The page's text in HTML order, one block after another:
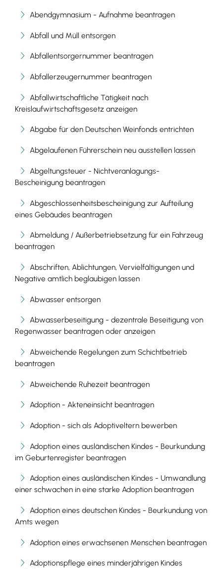
Abendgymnasium - Aufnahme beantragen
Abfall und Müll entsorgen
Abfallentsorgernummer beantragen
Abfallerzeugernummer beantragen
Abfallwirtschaftliche Tätigkeit nach
Kreislaufwirtschaftsgesetz anzeigen
Abgabe für den Deutschen Weinfonds entrichten
Abgelaufenen Führerschein neu ausstellen lassen
Abgeltungsteuer - Nichtveranlagungs-
Bescheinigung beantragen
Abgeschlossenheitsbescheinigung zur Aufteilung
eines Gebäudes beantragen
Abmeldung / Außerbetriebsetzung für ein Fahrzeug
beantragen
Abschriften, Ablichtungen, Vervielfältigungen und
Negative amtlich beglaubigen lassen
Abwasser entsorgen
Abwasserbeseitigung - dezentrale Beseitigung von
Regenwasser beantragen oder anzeigen
Abweichende Regelungen zum Schichtbetrieb
beantragen
Abweichende Ruhezeit beantragen
Adoption - Akteneinsicht beantragen
Adoption - sich als Adoptiveltern bewerben
Adoption eines ausländischen Kindes - Beurkundung
im Geburtenregister beantragen
Adoption eines ausländischen Kindes - Umwandlung
einer schwachen in eine starke Adoption beantragen
Adoption eines deutschen Kindes - Beurkundung von
Amts wegen
Adoption eines erwachsenen Menschen beantragen
Adoptionspflege eines minderjährigen Kindes